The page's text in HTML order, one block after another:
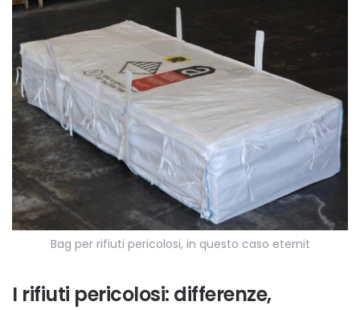
Bag per rifiuti pericolosi, in questo caso eternit
I rifiuti pericolosi: differenze,